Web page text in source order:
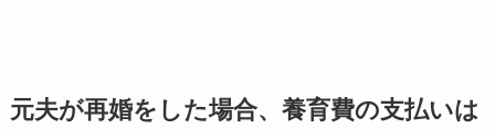
元夫が再婚をした場合、養育費の支払いは